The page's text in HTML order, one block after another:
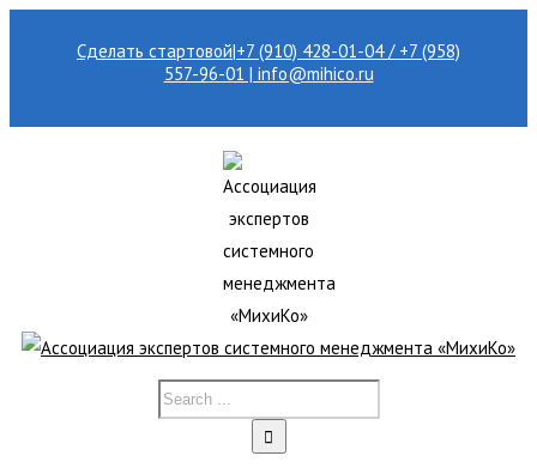
Сделать стартовой|+7 (910) 428-01-04 / +7 (958)
557-96-01 | info@mihico.ru